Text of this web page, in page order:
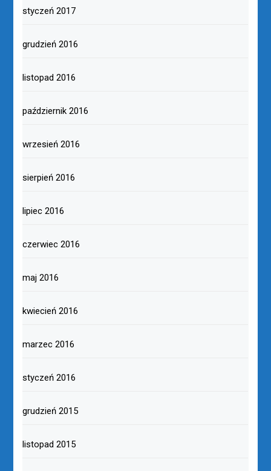
styczeń 2017
grudzień 2016
listopad 2016
październik 2016
wrzesień 2016
sierpień 2016
lipiec 2016
czerwiec 2016
maj 2016
kwiecień 2016
marzec 2016
styczeń 2016
grudzień 2015
listopad 2015